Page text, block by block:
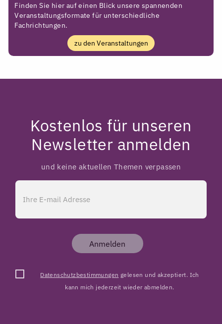
Finden Sie hier auf einen Blick unsere spannenden
Veranstaltungsformate für unterschiedliche
Fachrichtungen.
zu den Veranstaltungen
Kostenlos für unseren
Newsletter anmelden
und keine aktuellen Themen verpassen
Anmelden
Datenschutzbestimmungen gelesen und akzeptiert. Ich
kann mich jederzeit wieder abmelden.